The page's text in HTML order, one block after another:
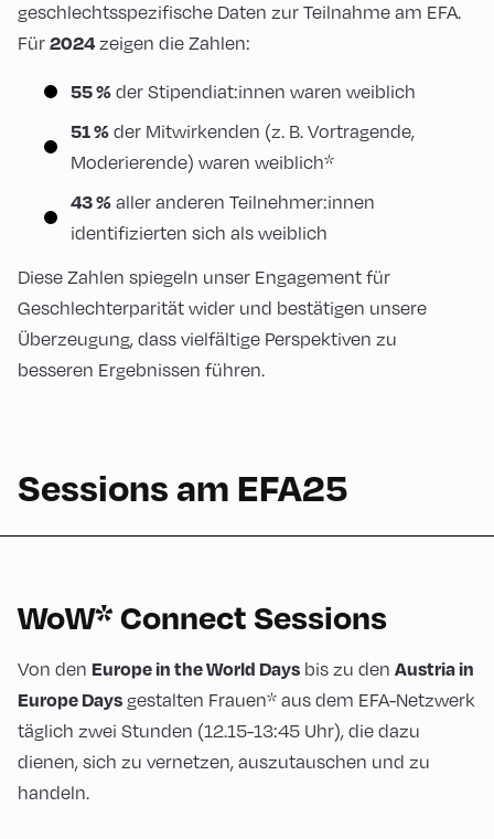
geschlechtsspezifische Daten zur Teilnahme am EFA.
Für2024zeigen die Zahlen:
55 %der Stipendiat:innen waren weiblich
51 %der Mitwirkenden (z. B. Vortragende,
Moderierende) waren weiblich*
43 %aller anderen Teilnehmer:innen
identifizierten sich als weiblich
Diese Zahlen spiegeln unser Engagement für
Geschlechterparität wider und bestätigen unsere
Überzeugung, dass vielfältige Perspektiven zu
besseren Ergebnissen führen.
Sessions am EFA25
WoW* Connect Sessions
Von den Europe in the World Days bis zu den Austria in
Europe Daysgestalten Frauen* aus dem EFA-Netzwerk
täglich zwei Stunden (12.15-13:45 Uhr), die dazu
dienen, sich zu vernetzen, auszutauschen und zu
handeln.